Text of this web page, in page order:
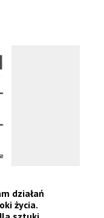
działań
życia.